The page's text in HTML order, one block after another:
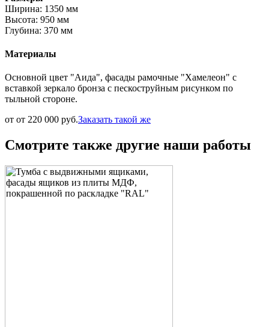
Ширина: 1350 мм
Высота: 950 мм
Глубина: 370 мм
Материалы
Основной цвет "Аида", фасады рамочные "Хамелеон" с
вставкой зеркало бронза с пескоструйным рисунком по
тыльной стороне.
от от 220 000 руб.Заказать такой же
Смотрите также другие наши работы